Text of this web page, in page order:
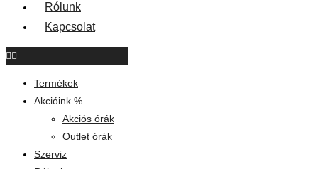
Rólunk
Kapcsolat
Termékek
Akcióink %
Akciós órák
Outlet órák
Szerviz